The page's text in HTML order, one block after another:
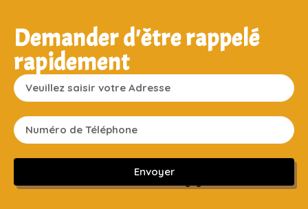
Demander d'être rappelé
rapidement
Envoyer
Sans engagement ni frais cachés